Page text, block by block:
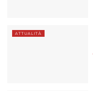
ATTUALITÀ